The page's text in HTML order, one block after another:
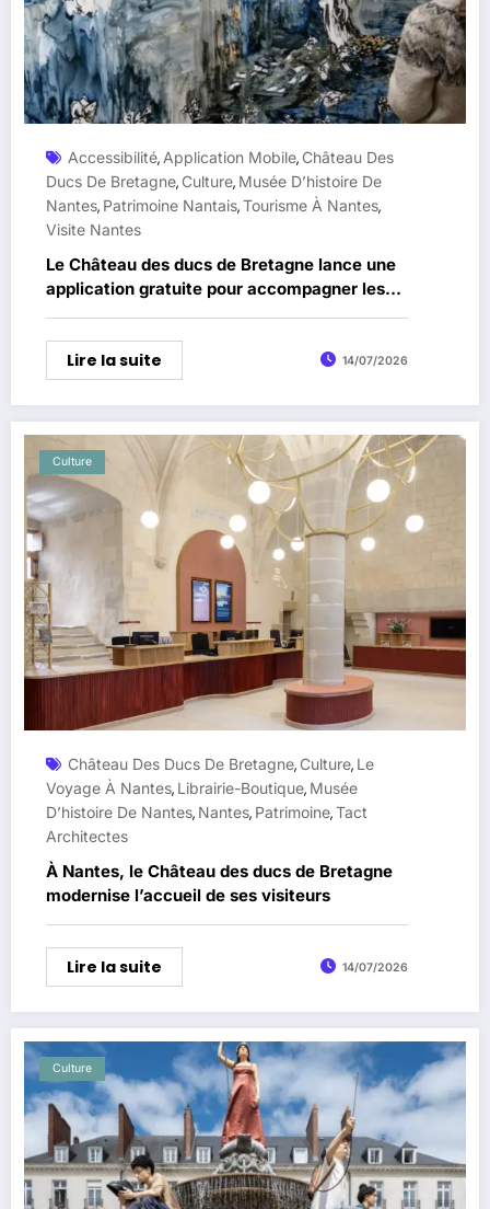
Accessibilité, Application Mobile, Château Des
Ducs De Bretagne, Culture, Musée D’histoire De
Nantes, Patrimoine Nantais,Tourisme À Nantes,
Visite Nantes
Le Château des ducs de Bretagne lance une
application gratuite pour accompagner les
visiteurs
Lire la suite 14/07/2026
Culture
Château Des Ducs De Bretagne, Culture, Le
Voyage À Nantes, Librairie-Boutique, Musée
D’histoire De Nantes, Nantes, Patrimoine,Tact
Architectes
À Nantes, le Château des ducs de Bretagne
modernise l’accueil de ses visiteurs
Lire la suite 14/07/2026
Culture